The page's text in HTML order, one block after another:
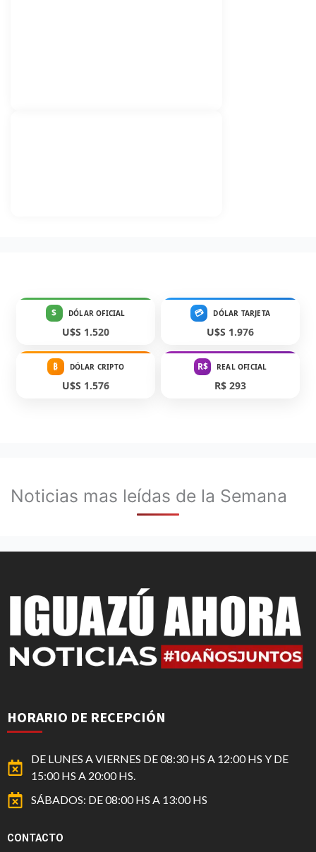
$ DÓLAR OFICIAL
U$S 1.520
💳 DÓLAR TARJETA
U$S 1.976
₿ DÓLAR CRIPTO
U$S 1.576
R$ REAL OFICIAL
R$ 293
Noticias mas leídas de la Semana
HORARIO DE RECEPCIÓN
DE LUNES A VIERNES DE 08:30 HS A 12:00 HS Y DE
15:00 HS A 20:00 HS.
SÁBADOS: DE 08:00 HS A 13:00 HS
CONTACTO